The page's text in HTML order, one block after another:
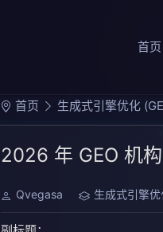
首页
首页 生成式引擎优化
2026 年 GEO 机
Qvegasa 生成式引擎优